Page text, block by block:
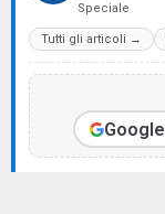
Speciale
Tutti gli articoli →
Google